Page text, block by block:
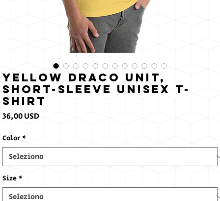
Yellow Draco Unit,
Short-Sleeve Unisex T-
Shirt
36,00 USDPrezzo
Color *
Size *